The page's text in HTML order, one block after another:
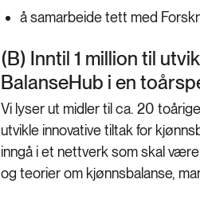
å samarbeide tett med
(B) Inntil 1 million til
BalanseHub i en
Vi lyser ut midler til ca. 20
utvikle innovative tiltak for
inngå i et nettverk som skal
og teorier om kjønnsbalanse,